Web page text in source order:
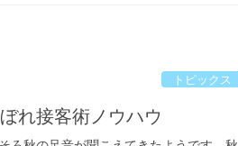
トピックス
れ接客術ノウハウ